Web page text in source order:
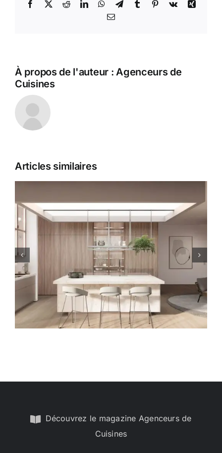
Facebook
X RedditLinkedInWhatsApp
TelegramTumblr Pinterest
Vk
Xing
Email
À propos de l'auteur :Agenceurs de
Cuisines
Articles similaires
Focus : le style scandinave
Découvrez le magazine Agenceurs de
Cuisines